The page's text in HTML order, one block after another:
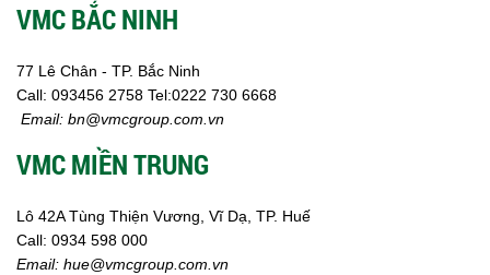
VMC BẮC NINH
77 Lê Chân - TP. Bắc Ninh
Call: 093456 2758 Tel:0222 730 6668
Email: bn@vmcgroup.com.vn
VMC MIỀN TRUNG
Lô 42A Tùng Thiện Vương, Vĩ Dạ, TP. Huế
Call: 0934 598 000
Email: hue@vmcgroup.com.vn